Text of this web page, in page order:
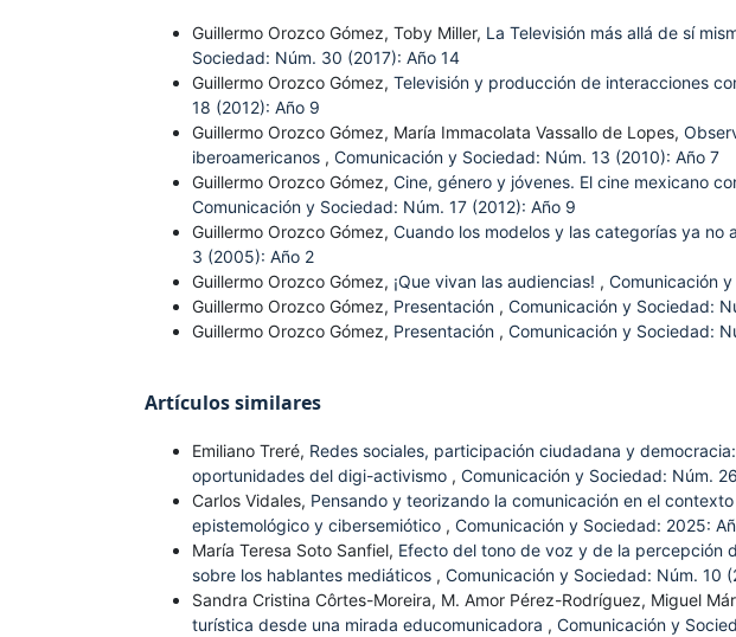
Guillermo Orozco Gómez, Toby Miller, La Televisión más allá de sí
Sociedad: Núm. 30 (2017): Año 14
Guillermo Orozco Gómez, Televisión y producción de interacciones
18 (2012): Año 9
Guillermo Orozco Gómez, María Immacolata Vassallo de Lopes,
iberoamericanos , Comunicación y Sociedad: Núm. 13 (2010): Año 7
Guillermo Orozco Gómez, Cine, género y jóvenes. El cine mexicano
Comunicación y Sociedad: Núm. 17 (2012): Año 9
Guillermo Orozco Gómez, Cuando los modelos y las categorías ya no
3 (2005): Año 2
Guillermo Orozco Gómez, ¡Que vivan las audiencias! , Comunicación
Guillermo Orozco Gómez, Presentación , Comunicación y Sociedad:
Guillermo Orozco Gómez, Presentación , Comunicación y Sociedad:
Artículos similares
Emiliano Treré, Redes sociales, participación ciudadana y
oportunidades del digi-activismo , Comunicación y Sociedad: Núm.
Carlos Vidales, Pensando y teorizando la comunicación en el
epistemológico y cibersemiótico , Comunicación y Sociedad: 2025:
María Teresa Soto Sanfiel, Efecto del tono de voz y de la percepción
sobre los hablantes mediáticos , Comunicación y Sociedad: Núm. 10
Sandra Cristina Côrtes-Moreira, M. Amor Pérez-Rodríguez, Miguel
turística desde una mirada educomunicadora , Comunicación y